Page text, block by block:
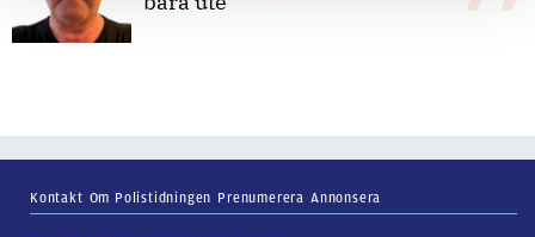
Kontakt Om Polistidningen Prenumerera Annonsera